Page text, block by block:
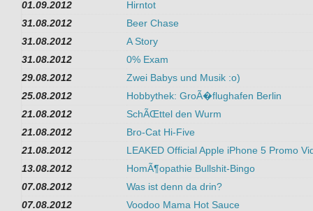
01.09.2012
Hirntot
31.08.2012
Beer Chase
31.08.2012
A Story
31.08.2012
0% Exam
29.08.2012
Zwei Babys und Musik :o)
25.08.2012
Hobbythek: GroÃ�flughafen Berlin
21.08.2012
SchÃŒttel den Wurm
21.08.2012
Bro-Cat Hi-Five
21.08.2012
LEAKED Official Apple iPhone 5 Promo
13.08.2012
HomÃ¶opathie Bullshit-Bingo
07.08.2012
Was ist denn da drin?
07.08.2012
Voodoo Mama Hot Sauce